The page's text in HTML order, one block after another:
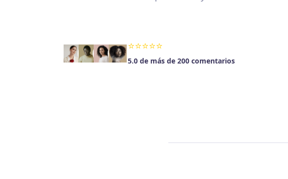
⭐⭐⭐⭐⭐
5.0 de más de 200 comentarios